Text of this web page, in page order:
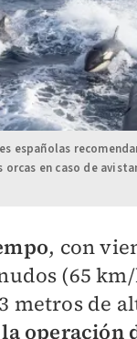
españolas
orcas en caso de
, con
(65
metros de
operación